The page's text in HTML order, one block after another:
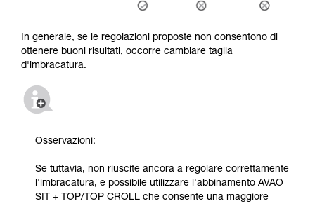
In generale, se le regolazioni proposte non consentono di
ottenere buoni risultati, occorre cambiare taglia
d'imbracatura.
Osservazioni:
Se tuttavia, non riuscite ancora a regolare correttamente
l'imbracatura, è possibile utilizzare l'abbinamento AVAO
SIT + TOP/TOP CROLL che consente una maggiore